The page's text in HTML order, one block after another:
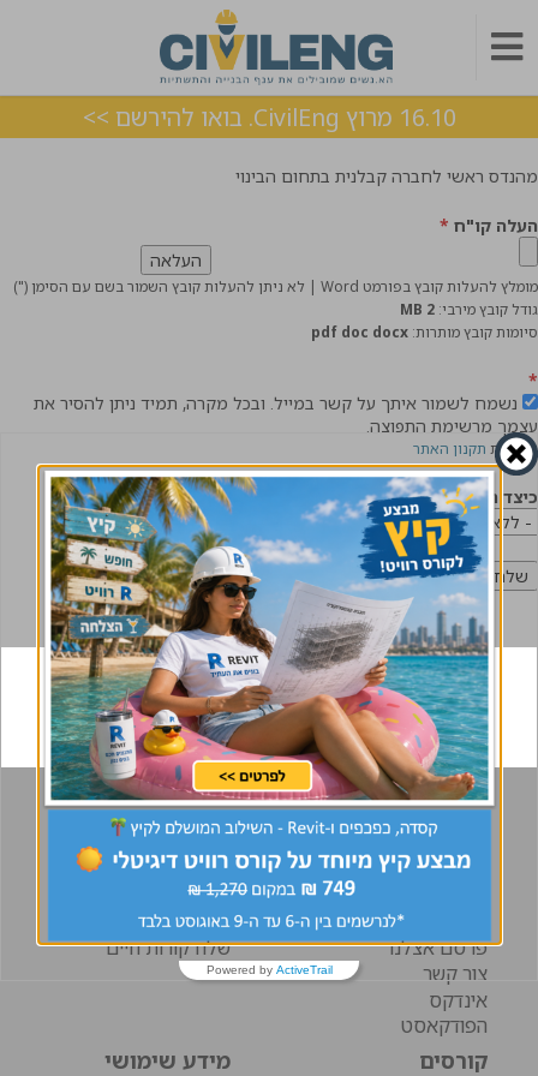
16.10 מרוץ CivilEng. בואו להירשם >>
מהנדס ראשי לחברה קבלנית בתחום הבינוי
העלה קו"ח *
מומלץ להעלות קובץ בפורמט Word | לא ניתן להעלות קובץ השמור בשם עם הסימן (")
גודל קובץ מירבי: 2 MB
סיומות קובץ מותרות: pdf doc docx
*
נשמח לשמור איתך על קשר במייל. ובכל מקרה, תמיד ניתן להסיר את
עצמך מרשימת התפוצה.
לקריאת תקנון האתר
כיצד הגעת אלינו?
אודות
פעילויות
הצהרת נגישות
פרסם אצלנו
צור קשר
אינדקס
הפודקאסט
דרושים
לוח דרושים
מידע למועמדים
מידע למעסיקים
חבר מביא חבר
שלח קורות חיים
קורסים מידע שימושי
Powered by ActiveTrail